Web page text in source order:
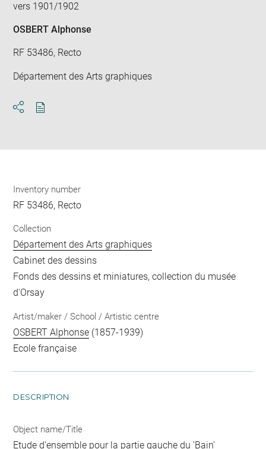
vers 1901/1902
OSBERT Alphonse
RF 53486, Recto
Département des Arts graphiques
Inventory number
RF 53486, Recto
Collection
Département des Arts graphiques
Cabinet des dessins
Fonds des dessins et miniatures, collection du musée
d'Orsay
Artist/maker / School / Artistic centre
OSBERT Alphonse (1857-1939)
Ecole française
DESCRIPTION
Object name/Title
Etude d'ensemble pour la partie gauche du 'Bain'